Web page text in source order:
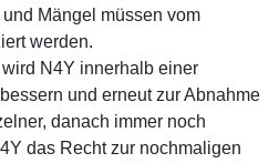
Mängel müssen vom
werden.
N4Y innerhalb einer
und erneut zur Abnahme
danach immer noch
das Recht zur nochmaligen